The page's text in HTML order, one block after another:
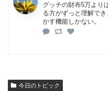
グッチの財布5万より
る方がずっと理解で
かす機能しかない。
今日のトピック